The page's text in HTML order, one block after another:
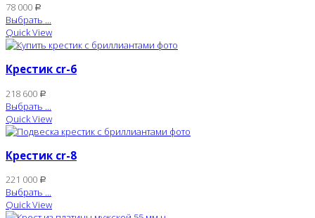
78 000 Р
Выбрать ...
Quick View
Крестик cr-6
218 600 Р
Выбрать ...
Quick View
Крестик cr-8
221 000 Р
Выбрать ...
Quick View